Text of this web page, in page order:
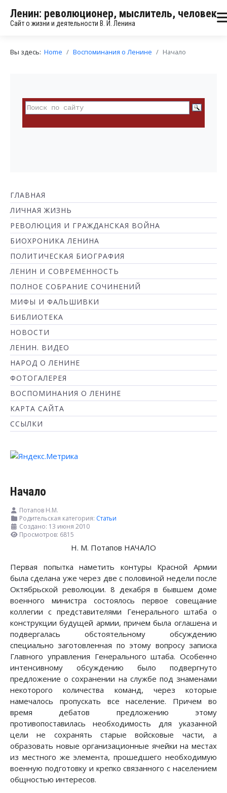
Ленин: революционер, мыслитель, человек
Сайт о жизни и деятельности В. И. Ленина
Вы здесь: Home Воспоминания о Ленине Начало
ГЛАВНАЯ
ЛИЧНАЯ ЖИЗНЬ
РЕВОЛЮЦИЯ И ГРАЖДАНСКАЯ ВОЙНА
БИОХРОНИКА ЛЕНИНА
ПОЛИТИЧЕСКАЯ БИОГРАФИЯ
ЛЕНИН И СОВРЕМЕННОСТЬ
ПОЛНОЕ СОБРАНИЕ СОЧИНЕНИЙ
МИФЫ И ФАЛЬШИВКИ
БИБЛИОТЕКА
НОВОСТИ
ЛЕНИН. ВИДЕО
НАРОД О ЛЕНИНЕ
ФОТОГАЛЕРЕЯ
ВОСПОМИНАНИЯ О ЛЕНИНЕ
КАРТА САЙТА
ССЫЛКИ
Начало
Потапов Н.М.
Родительская категория: Статьи
Создано: 13 июня 2010
Просмотров: 6815
Н. М. Потапов НАЧАЛО
Первая попытка наметить контуры Красной Армии
была сделана уже через две с половиной недели после
Октябрьской революции. 8 декабря в бывшем доме
военного министра состоялось первое совещание
коллегии с представителями Генерального штаба о
конструкции будущей армии, причем была оглашена и
подвергалась обстоятельному обсуждению
специально заготовленная по этому вопросу записка
Главного управления Генерального штаба. Особенно
интенсивному обсуждению было подвергнуто
предложение о сохранении на службе под знаменами
некоторого количества команд, через которые
намечалось пропускать все население. Причем во
время дебатов предложению этому
противопоставилась необходимость для указанной
цели не сохранять старые войсковые части, а
образовать новые организационные ячейки на местах
из местного же элемента, прошедшего необходимую
военную подготовку и крепко связанного с населением
общностью интересов.